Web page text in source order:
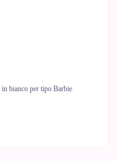
bianco per tipo Barbie